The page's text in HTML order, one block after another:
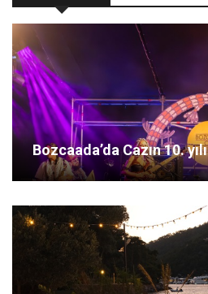
Bozcaada’da Cazın 10. yılı